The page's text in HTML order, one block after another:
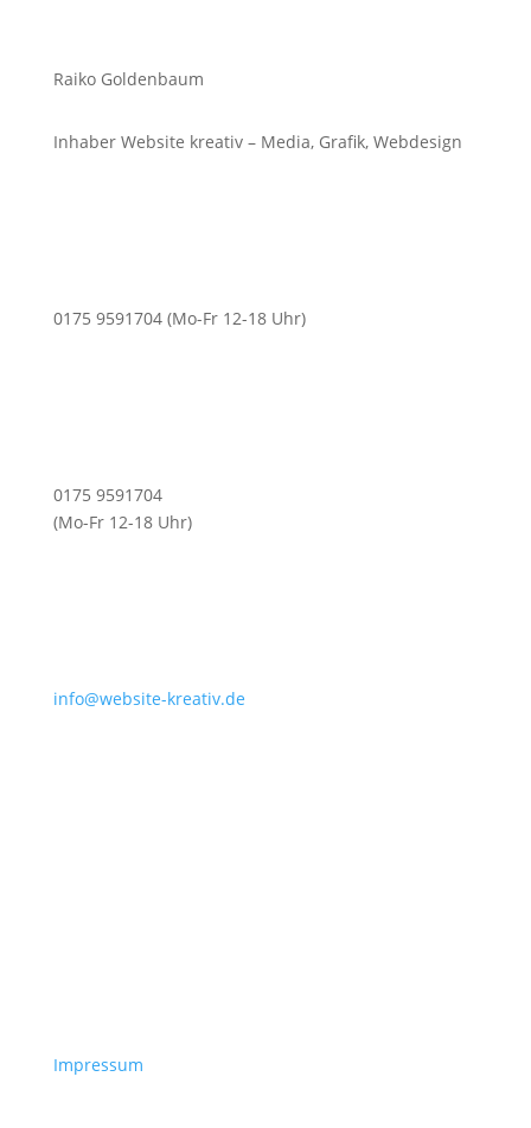
Raiko Goldenbaum
Inhaber Website kreativ – Media, Grafik, Webdesign
0175 9591704 (Mo-Fr 12-18 Uhr)
0175 9591704
(Mo-Fr 12-18 Uhr)
info@website-kreativ.de
Impressum